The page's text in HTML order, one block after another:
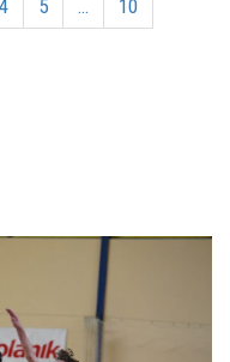
4 5 …
10